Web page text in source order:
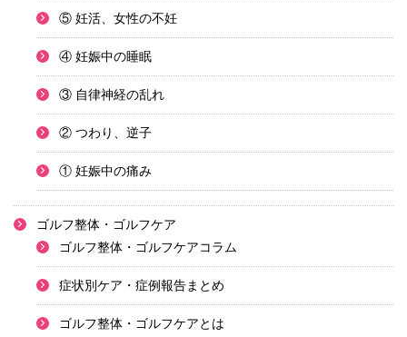
⑤ 妊活、女性の不妊
④ 妊娠中の睡眠
③ 自律神経の乱れ
② つわり、逆子
① 妊娠中の痛み
ゴルフ整体・ゴルフケア
ゴルフ整体・ゴルフケアコラム
症状別ケア・症例報告まとめ
ゴルフ整体・ゴルフケアとは